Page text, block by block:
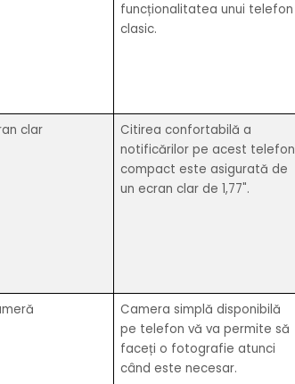
funcționalitatea unui telefon
clasic.
clar
Citirea confortabilă a
notificărilor pe acest telefon
compact este asigurată de
un ecran clar de 1,77".
Camera simplă disponibilă
pe telefon vă va permite să
faceți o fotografie atunci
când este necesar.